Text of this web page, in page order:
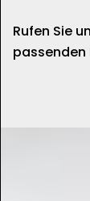
Rufen Sie
passenden